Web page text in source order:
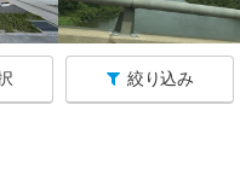
絞り込み